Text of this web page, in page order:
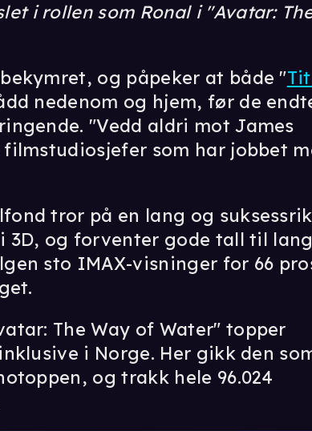
i rollen som Ronal i "Avatar:
og påpeker at både "
nedenom og hjem, før de
"Vedd aldri mot James
som har jobbet
tror på en lang og suksessrik
3D, og forventer gode tall til
sto IMAX-visninger for 66
The Way of Water" topper
i Norge. Her gikk den
og trakk hele 96.024